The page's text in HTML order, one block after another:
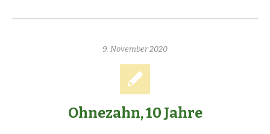
9. November 2020
Ohnezahn, 10 Jahre